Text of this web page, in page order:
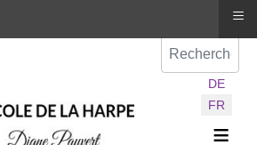
Sélectionnez
DE
FR
≡
≡